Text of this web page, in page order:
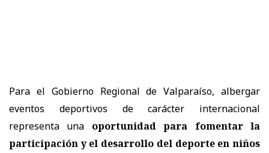
Para el Gobierno Regional de Valparaíso, albergar
eventos deportivos de carácter internacional
representa una
oportunidad para fomentar la
participación y el desarrollo del deporte en niños